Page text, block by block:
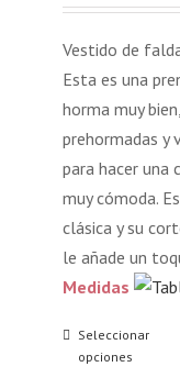
Vestido de
Esta es una
horma muy
prehormadas y
para hacer una
muy cómoda.
clásica y su
le añade un
Medidas
Seleccionar
opciones